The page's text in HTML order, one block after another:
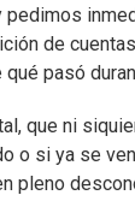
pedimos
de
pasó
que ni
o si ya se
pleno